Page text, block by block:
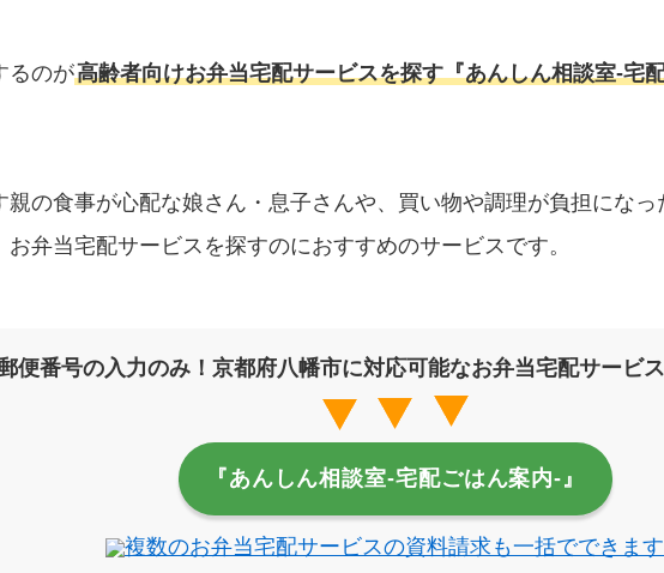
るのが高齢者向けお弁当宅配サービスを探す『あんしん相談室‐宅
親の食事が心配な娘さん・息子さんや、買い物や調理が負担になっ
お弁当宅配サービスを探すのにおすすめのサービスです。
便番号の入力のみ！京都府八幡市に対応可能なお弁当宅配サービ
『あんしん相談室‐宅配ごはん案内‐』
複数のお弁当宅配サービスの資料請求も一括でできます